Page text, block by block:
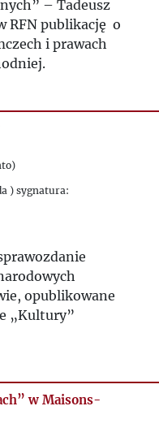
– Tadeusz
RFN publikację o
i prawach
) sygnatura:
opublikowane
„Kultury”
w Maisons-